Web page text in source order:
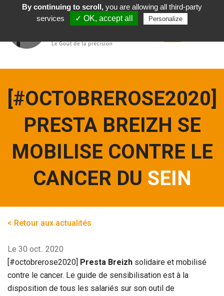
Română
[#OCTOBREROSE2020]
PRESTA BREIZH SE
MOBILISE CONTRE LE
CANCER DU SEIN
< Retour aux actualités
Le 30 oct.. 2020
[#octobrerose2020] Presta Breizh solidaire et mobilisé
contre le cancer. Le guide de sensibilisation est à la
disposition de tous les salariés sur son outil de
By continuing to scroll,you are allowing all third-party
services
✓ OK, accept all Personalize